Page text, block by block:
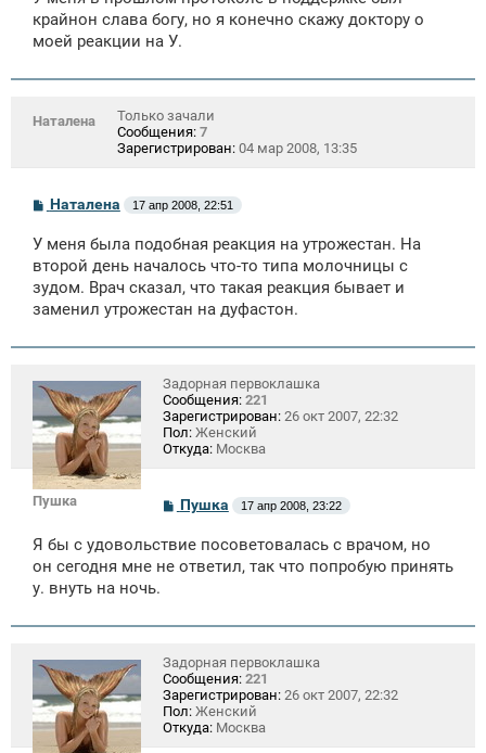
щ
е
н
е
крайнон слава богу, но я конечно скажу доктору о
моей реакции на У.
Наталена
Только зачали
Сообщения: 7
Зарегистрирован: 04 мар 2008, 13:35
С
о
б
щ
н
и
Наталена 17 апр 2008, 22:51
У меня была подобная реакция на утрожестан. На
второй день началось что-то типа молочницы с
зудом. Врач сказал, что такая реакция бывает и
заменил утрожестан на дуфастон.
Пушка
Задорная первоклашка
Сообщения: 221
Зарегистрирован: 26 окт 2007, 22:32
Пол: Женский
Откуда: Москва
С
о
б
щ
е
Пушка 17 апр 2008, 23:22
Я бы с удовольствие посоветовалась с врачом, но
он сегодня мне не ответил, так что попробую принять
у. внуть на ночь.
Задорная первоклашка
Сообщения: 221
Зарегистрирован: 26 окт 2007, 22:32
Пол: Женский
Откуда: Москва